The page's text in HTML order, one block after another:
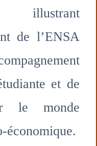
illustrant
de l’ENSA
et de
le monde
économique.